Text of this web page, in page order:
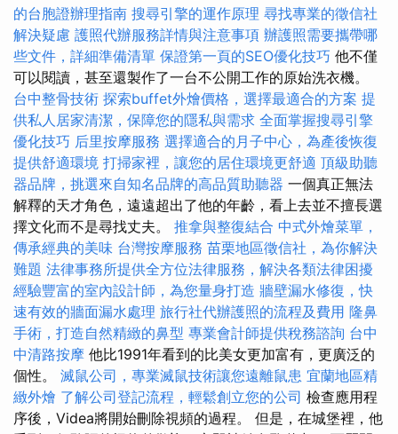
的台胞證辦理指南 搜尋引擎的運作原理 尋找專業的徵信社
解決疑慮 護照代辦服務詳情與注意事項 辦護照需要攜帶哪
些文件，詳細準備清單 保證第一頁的SEO優化技巧 他不僅
可以閱讀，甚至還製作了一台不公開工作的原始洗衣機。
台中整骨技術 探索buffet外燴價格，選擇最適合的方案 提
供私人居家清潔，保障您的隱私與需求 全面掌握搜尋引擎
優化技巧 后里按摩服務 選擇適合的月子中心，為產後恢復
提供舒適環境 打掃家裡，讓您的居住環境更舒適 頂級助聽
器品牌，挑選來自知名品牌的高品質助聽器 一個真正無法
解釋的天才角色，遠遠超出了他的年齡，看上去並不擅長選
擇文化而不是尋找丈夫。 推拿與整復結合 中式外燴菜單，
傳承經典的美味 台灣按摩服務 苗栗地區徵信社，為你解決
難題 法律事務所提供全方位法律服務，解決各類法律困擾
經驗豐富的室內設計師，為您量身打造 牆壁漏水修復，快
速有效的牆面漏水處理 旅行社代辦護照的流程及費用 隆鼻
手術，打造自然精緻的鼻型 專業會計師提供稅務諮詢 台中
中清路按摩 他比1991年看到的比美女更加富有，更廣泛的
個性。 滅鼠公司，專業滅鼠技術讓您遠離鼠患 宜蘭地區精
緻外燴 了解公司登記流程，輕鬆創立您的公司 檢查應用程
序後，Videa將開始刪除視頻的過程。 但是，在城堡裡，他